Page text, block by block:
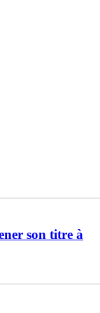
son titre à